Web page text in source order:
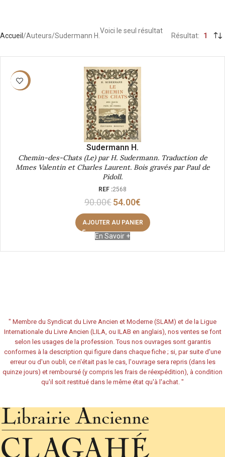
Accueil Auteurs Sudermann H.
Voici le seul résultat
Résultat 1
-40%
Sudermann H.
Chemin-des-Chats (Le) par H. Sudermann. Traduction de
Mmes Valentin et Charles Laurent. Bois gravés par Paul de
Pidoll.
REF :2568
90.00€54.00€
AJOUTER AU PANIER
En Savoir +
" Membre du Syndicat du Livre Ancien et Moderne (SLAM) et de la Ligue
Internationale du Livre Ancien (LILA, ou ILAB en anglais), nos ventes se font
selon les usages de la profession. Tous nos ouvrages sont garantis
conformes à la description qui figure dans chaque fiche ; si, par suite d'une
erreur ou d'un oubli, ce n'était pas le cas, l'ouvrage sera repris (dans les
quinze jours) et remboursé (y compris les frais de réexpédition), à condition
qu'il soit restitué dans le même état qu'à l'achat. "